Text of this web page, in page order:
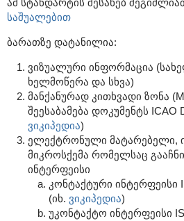
ამ სტანდარტის შესახებ
საშუალებით
ბარათზე დატანილია:
ვიზუალური ინფორმაცია
ხელმოწერა და სხვა)
მანქანურად კითხვადი ზონა
შეესაბამება დოკუმენტს ICAO
ვიკიპედია)
ელექტრონული მატარებელი,
მიკროსქემა რომელსაც
ინტერფეისი
კონტაქტური ინტერფეისი
(იხ. ვიკიპედია)
უკონტაქტო ინტერფეისი